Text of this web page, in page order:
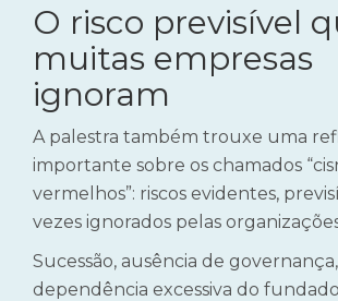
O risco previsível
muitas empresas
ignoram
A palestra também trouxe uma
importante sobre os chamados
vermelhos”: riscos evidentes,
vezes ignorados pelas
Sucessão, ausência de governança,
dependência excessiva do